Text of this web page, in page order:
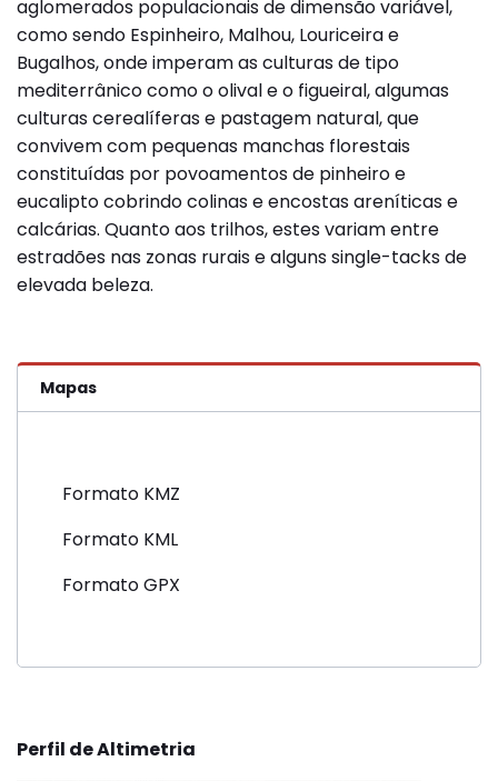
aglomerados populacionais de dimensão variável,
como sendo Espinheiro, Malhou, Louriceira e
Bugalhos, onde imperam as culturas de tipo
mediterrânico como o olival e o figueiral, algumas
culturas cerealíferas e pastagem natural, que
convivem com pequenas manchas florestais
constituídas por povoamentos de pinheiro e
eucalipto cobrindo colinas e encostas areníticas e
calcárias. Quanto aos trilhos, estes variam entre
estradões nas zonas rurais e alguns single-tacks de
elevada beleza.
Mapas
Formato KMZ
Formato KML
Formato GPX
Perfil de Altimetria